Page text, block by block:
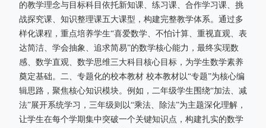
的教学理念与目标科目依托新知课、练习课、合作学习课、挑
战探究课、知识整理课五大课型，构建完整教学体系。通过多
样化课程，重点培养学生“喜爱数学、不怕计算、重视直观、表
达简洁、学会抽象、追求简易”的数学核心能力，最终实现数
感、数学直观、数学思维三大科目核心目标，为学生数学素养
奠定基础。二、专题化的校本教材 校本教材以“专题”为核心编
辑思路，聚焦核心知识模块。例如，二年级学生围绕“加法、减
法”展开系统学习，三年级则以“乘法、除法”为主题深化理解，
让学生在每个学期集中突破一个关键知识点，构建扎实的数学